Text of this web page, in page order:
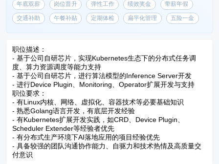
年底双薪 岗位晋升 弹性工作 绩效奖金 带薪年假
交通补助 午餐补贴 定期体检 扁平化管理 五险一金
职位描述：
- 基于公司自研芯片，实现Kubernetes生态下的分布式任务调
度、算力资源调度等能力支持
- 基于公司自研芯片，进行算法模型的Inference Server开发
- 进行Device Plugin、Monitoring、Operator扩展开发与支持
职位要求：
- 有Linux内核、网络、虚拟化、容器技术等必要基础知识
- 熟悉Golang语言开发，有底层开发经验
- 有Kubernetes扩展开发实践，如CRD、Device Plugin、
Scheduler Extender等经验者优先
- 有分布式生产环境下AI落地应用的项目经验优先
- 具备较强的团队沟通协作能力、自驱力和技术热情及高质量交
付意识